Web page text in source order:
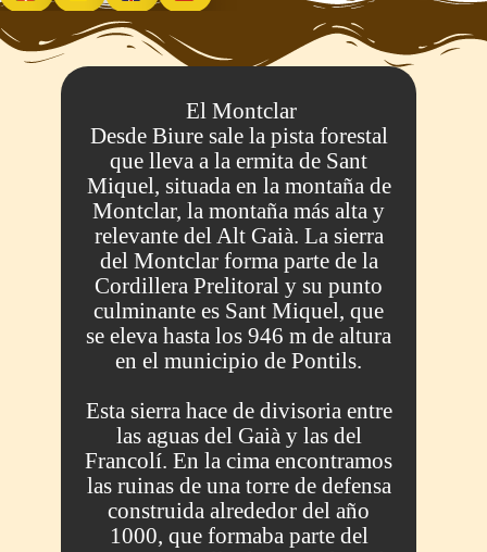
El Montclar
Desde Biure sale la pista forestal
que lleva a la ermita de Sant
Miquel, situada en la montaña de
Montclar, la montaña más alta y
relevante del Alt Gaià. La sierra
del Montclar forma parte de la
Cordillera Prelitoral y su punto
culminante es Sant Miquel, que
se eleva hasta los 946 m de altura
en el municipio de Pontils.
Esta sierra hace de divisoria entre
las aguas del Gaià y las del
Francolí. En la cima encontramos
las ruinas de una torre de defensa
construida alrededor del año
1000, que formaba parte del